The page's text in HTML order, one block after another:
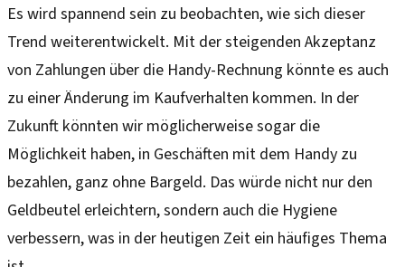
Es wird spannend sein zu beobachten, wie sich dieser
Trend weiterentwickelt. Mit der steigenden Akzeptanz
von Zahlungen über die Handy-Rechnung könnte es auch
zu einer Änderung im Kaufverhalten kommen. In der
Zukunft könnten wir möglicherweise sogar die
Möglichkeit haben, in Geschäften mit dem Handy zu
bezahlen, ganz ohne Bargeld. Das würde nicht nur den
Geldbeutel erleichtern, sondern auch die Hygiene
verbessern, was in der heutigen Zeit ein häufiges Thema